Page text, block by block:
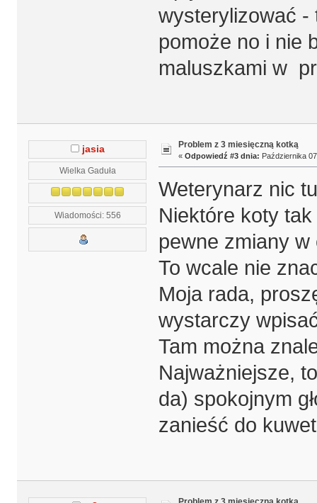
wysterylizować -
pomoże no i nie
maluszkami w
jasia
Wielka Gaduła
Wiadomości: 556
Problem z 3 miesięczną kotką
« Odpowiedź #3 dnia: Października
Weterynarz nic
Niektóre koty
pewne zmiany
To wcale nie
Moja rada,
wystarczy
Tam można
Najważniejsze,
da) spokojnym
zanieść do